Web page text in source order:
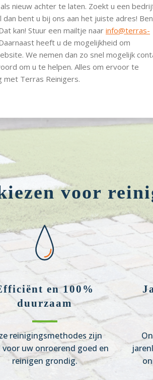
nieuw achter te laten. Zoekt u een
bent u bij ons aan het juiste adres!
kan! Stuur een mailtje naar info@terras-
heeft u de mogelijkheid om
We nemen dan zo snel mogelijk
om u te helpen. Alles om ervoor te
Terras Reinigers.
voor
en 100%
duurzaam
reinigingsmethodes zijn
voor uw onroerend goed en
reinigen grondig.